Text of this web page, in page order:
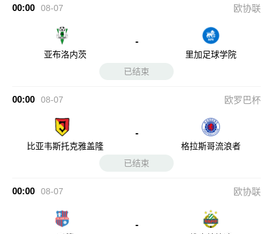
00:00 08-07 欧协联
亚布洛内茨
-
里加足球学院
已结束
00:00 08-07 欧罗巴杯
比亚韦斯托克雅盖隆
-
格拉斯哥流浪者
已结束
00:00 08-07 欧协联
-